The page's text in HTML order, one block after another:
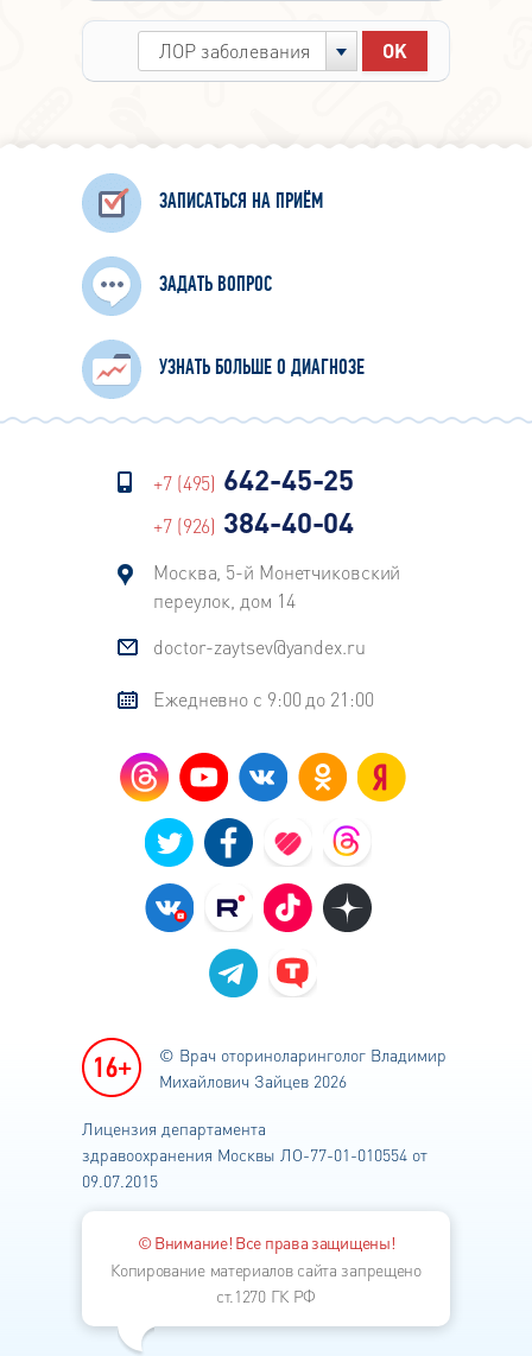
ЛОР заболевания
ЗАПИСАТЬСЯ НА ПРИЁМ
ЗАДАТЬ ВОПРОС
УЗНАТЬ БОЛЬШЕ О ДИАГНОЗЕ
+7 (495) 642-45-25
+7 (926) 384-40-04
Москва, 5-й Монетчиковский
переулок, дом 14
doctor-zaytsev@yandex.ru
Ежедневно с 9:00 до 21:00
© Врач оториноларинголог Владимир
Михайлович Зайцев 2026
Лицензия департамента
здравоохранения Москвы ЛО-77-01-010554 от
09.07.2015
© Внимание! Все права защищены!
Копирование материалов сайта запрещено
ст.1270 ГК РФ